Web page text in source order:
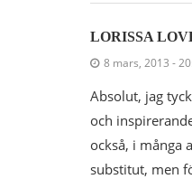
LORISSA
8 mars, 2013 -
Absolut, jag
och
också, i många
substitut, men